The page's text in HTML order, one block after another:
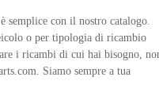
con il nostro catalogo.
o per tipologia di ricambio
i ricambi di cui hai bisogno,
Siamo sempre a tua